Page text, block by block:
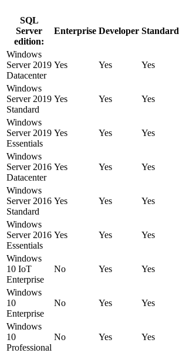
SQL
Server
edition:
Enterprise Developer Standard
Windows
Server 2019
Datacenter
Yes Yes Yes
Windows
Server 2019
Standard
Yes Yes Yes
Windows
Server 2019
Essentials
Yes Yes Yes
Windows
Server 2016
Datacenter
Yes Yes Yes
Windows
Server 2016
Standard
Yes Yes Yes
Windows
Server 2016
Essentials
Yes Yes Yes
Windows
10 IoT
Enterprise
No Yes Yes
Windows
10
Enterprise
No Yes Yes
Windows
10
Professional
No Yes Yes